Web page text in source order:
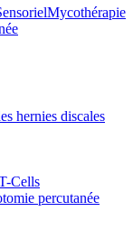
Mycothérapie
hernies discales
Cells
percutanée